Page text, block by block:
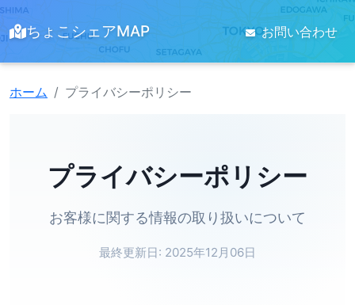
ちょこシェアMAP お問い合わせ
ホーム プライバシーポリシー
プライバシーポリシー
お客様に関する情報の取り扱いについて
最終更新日: 2025年12月06日